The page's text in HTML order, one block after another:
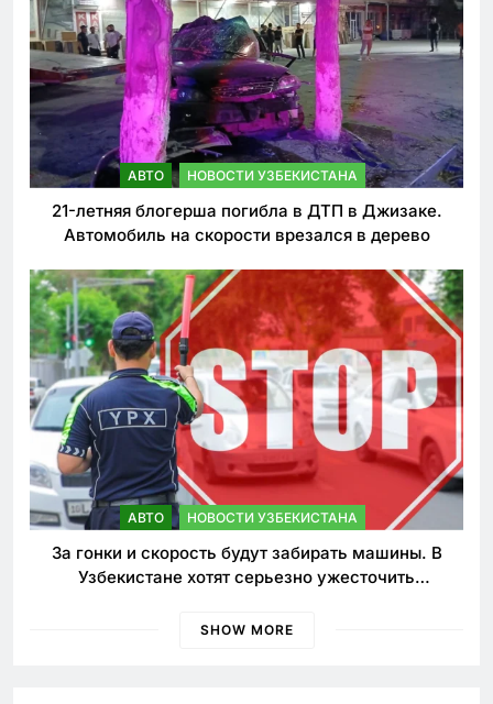
АВТО НОВОСТИ УЗБЕКИСТАНА
21-летняя блогерша погибла в ДТП в Джизаке.
Автомобиль на скорости врезался в дерево
АВТО НОВОСТИ УЗБЕКИСТАНА
За гонки и скорость будут забирать машины. В
Узбекистане хотят серьезно ужесточить
SHOW MORE